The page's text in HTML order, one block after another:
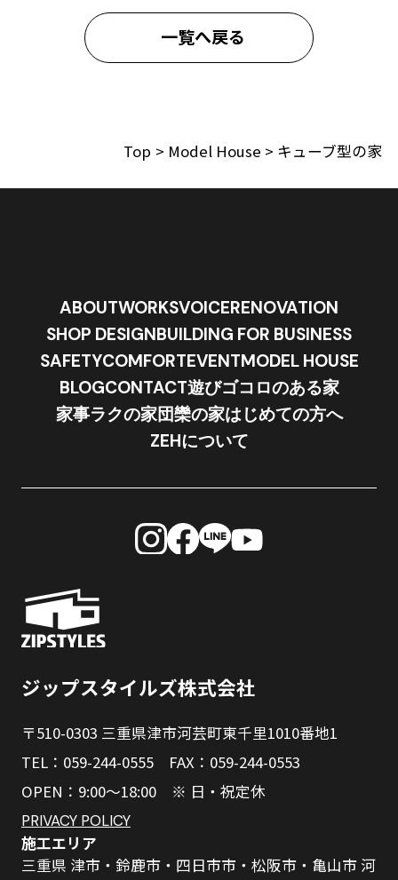
Top > Model House > キューブ型の家
一覧へ戻る
ABOUTWORKSVOICERENOVATION
SHOP DESIGNBUILDING FOR BUSINESS
SAFETYCOMFORTEVENTMODEL HOUSE
BLOGCONTACT遊びゴコロのある家
家事ラクの家団欒の家はじめての方へ
ZEHについて
ジップスタイルズ株式会社
〒510-0303 三重県津市河芸町東千里1010番地1
TEL：059-244-0555 FAX：059-244-0553
OPEN：9:00～18:00 ※ 日・祝定休
PRIVACY POLICY
施工エリア
三重県 津市・鈴鹿市・四日市市・松阪市・亀山市 河